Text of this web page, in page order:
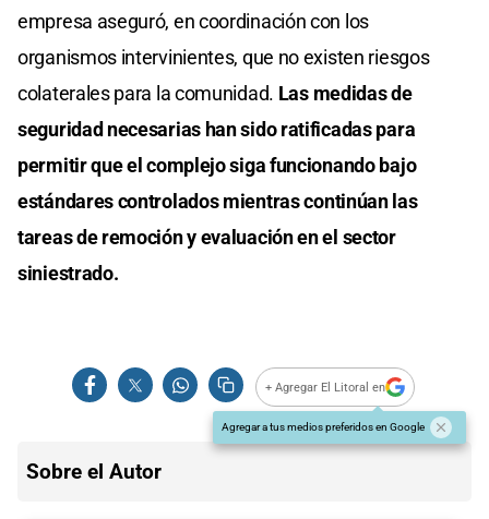
empresa aseguró, en coordinación con los
organismos intervinientes, que no existen riesgos
colaterales para la comunidad. Las medidas de
seguridad necesarias han sido ratificadas para
permitir que el complejo siga funcionando bajo
estándares controlados mientras continúan las
tareas de remoción y evaluación en el sector
siniestrado.
+ Agregar El Litoral en
Agregar a tus medios preferidos en Google
Sobre el Autor